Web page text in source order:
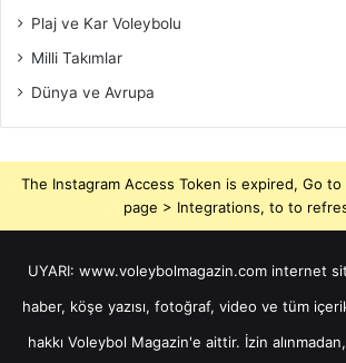
Plaj ve Kar Voleybolu
Milli Takımlar
Dünya ve Avrupa
The Instagram Access Token is expired, Go
page > Integrations, to to
UYARI: www.voleybolmagazin.com internet
haber, köşe yazısı, fotoğraf, video ve tüm
hakkı Voleybol Magazin'e aittir. İzin